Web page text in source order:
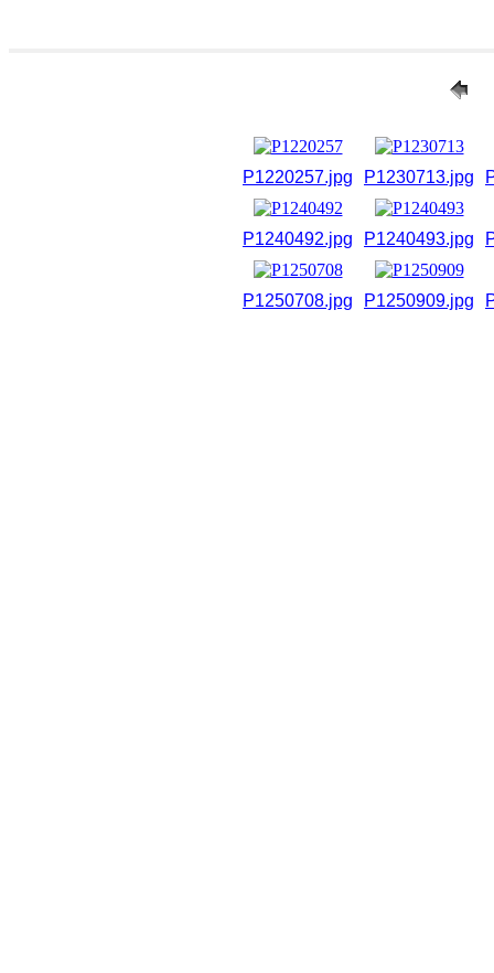
P1220257.jpg P1230713.jpg
P1240492.jpg P1240493.jpg
P1250708.jpg P1250909.jpg